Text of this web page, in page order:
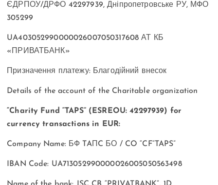
ЄДРПОУ/ДРФО 42297939, Дніпропетровське РУ, МФО
305299
UA403052990000026007050317608 АТ КБ
«ПРИВАТБАНК»
Призначення платежу: Благодійний внесок
Details of the account of the Charitable organization
“Charity Fund “TAPS” (ESREOU: 42297939) for
currency transactions in EUR:
Company Name: БФ TAПC БО / CO “CF”TAPS”
IBAN Code: UA713052990000026005050563498